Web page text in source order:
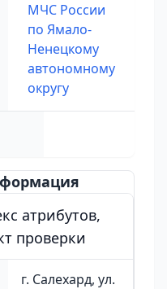
МЧС России
по Ямало-
Ненецкому
автономному
округу
атрибутов,
проверки
г. Салехард, ул.